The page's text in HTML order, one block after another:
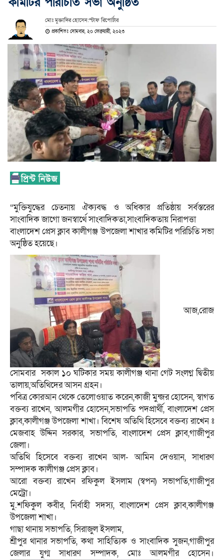
মোঃ মুক্তাদির হোসেন:স্টাফ রিপোর্টার
প্রকাশিতঃ সোমবার, ২০ ফেব্রুয়ারী, ২০২৩
“মুক্তিযুদ্ধের চেতনায় ঐক্যবদ্ধ ও অধিকার প্রতিষ্ঠায় সর্বস্তরের
সাংবাদিক জাগো জনস্বার্থে সাংবাদিকতা,সাংবাদিকতায় নিরাপত্তা
বাংলাদেশ প্রেস ক্লাব কালীগঞ্জ উপজেলা শাখার কমিটির পরিচিতি সভা
অনুষ্ঠিত হয়েছে।
আজ,রোজ
সোমবার সকাল ১০ ঘটিকার সময় কালীগঞ্জ থানা গেট সংলগ্ন দ্বিতীয়
তালায়,অতিথিদের আসন গ্রহন।
পবিত্র কোরআন থেকে তেলোওয়াত করেন,কাজী মুন্জর হোসেন, স্বাগত
বক্তব্য রাখেন, আলমগীর হোসেন,সভাপতি পদপ্রার্থী, বাংলাদেশ প্রেস
ক্লাব,কালীগঞ্জ উপজেলা শাখা। বিশেষ অতিথি হিসেবে বক্তব্য রাখেন ঃ
মেজবাহ উদ্দিন সরকার, সভাপতি, বাংলাদেশ প্রেস ক্লাব,গাজীপুর
জেলা।
অতিথি হিসেবে বক্তব্য রাখেন আল- আমিন দেওয়ান, সাধারণ
সম্পাদক কালীগঞ্জ প্রেস ক্লাব।
আরো বক্তব্য রাখেন রফিকুল ইসলাম (স্বপন) সভাপতি,গাজীপুর
মেট্রো।
মু.শফিকুল কবীর, নির্বাহী সদস্য, বাংলাদেশ প্রেস ক্লাব,কালীগঞ্জ
উপজেলা শাখা।
গাছা থানায় সভাপতি, সিরাজুল ইসলাম,
শ্রীপুর থানার সভাপতি, কথা সাহিত্যিক ও সাংবাদিক সুজন,গাজীপুর
জেলার যুগ্ম সাধারণ সম্পাদক, মোঃ আলমগীর হোসেন।